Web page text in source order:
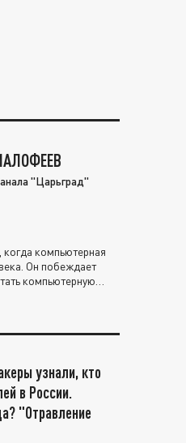
"Царьград"
компьютерная
Он побеждает
компьютерную
узнали, кто
в России.
"Отравление